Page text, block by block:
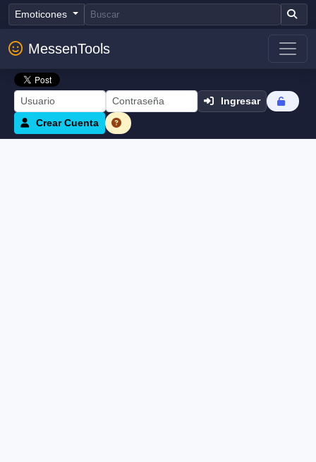
Emoticones
MessenTools
Ingresar
Crear Cuenta